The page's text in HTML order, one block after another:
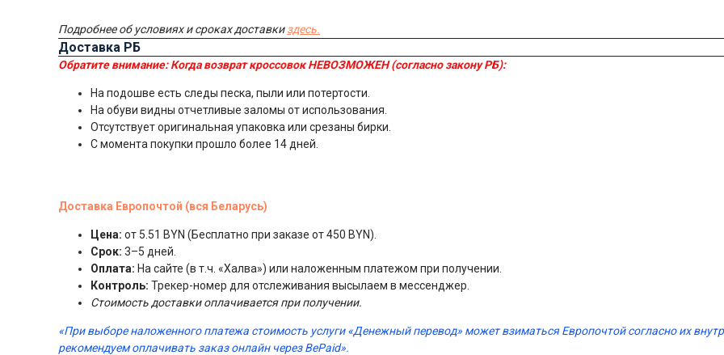
Подробнее об условиях и сроках доставкиздесь.
Доставка РБ
Обратите внимание:Когда возврат кроссовок НЕВОЗМОЖЕН (согласно закону РБ):
На подошве есть следы песка, пыли или потертости.
На обуви видны отчетливые заломы от использования.
Отсутствует оригинальная упаковка или срезаны бирки.
С момента покупки прошло более 14 дней.
Доставка Европочтой (вся Беларусь)
Цена: от 5.51 BYN (Бесплатно при заказе от 450 BYN).
Срок: 3–5 дней.
Оплата: На сайте (в т.ч. «Халва») или наложенным платежом при получении.
Контроль: Трекер-номер для отслеживания высылаем в мессенджер.
Стоимость доставки оплачивается при получении.
«При выборе наложенного платежа стоимость услуги «Денежный перевод» может взиматься Европочтой согласно их
рекомендуем оплачивать заказ онлайн через BePaid».